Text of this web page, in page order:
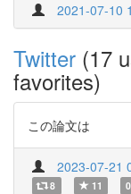
2021-07-10
Twitter (17
favorites)
この論文は
2023-07-21
8 11